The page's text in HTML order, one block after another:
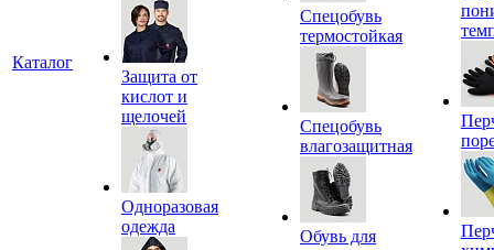
Каталог
Защита от
кислот и
щелочей
Одноразовая
одежда
Спецобувь
термостойкая
Спецобувь
влагозащитная
Обувь для